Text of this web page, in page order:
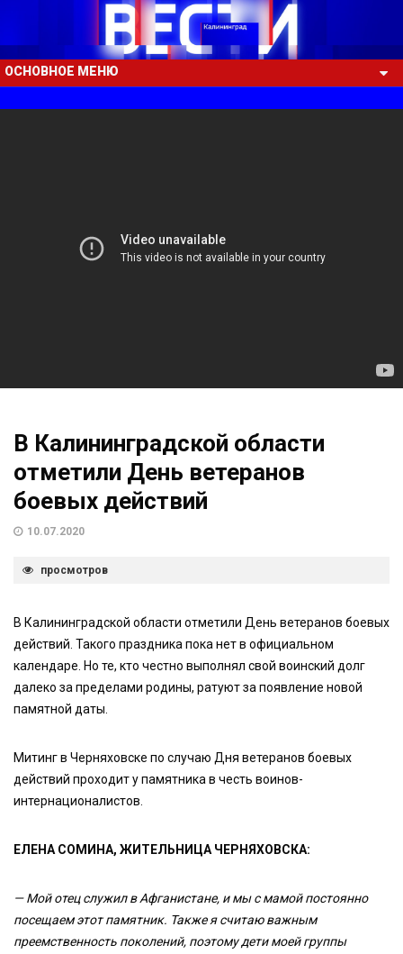
ОСНОВНОЕ МЕНЮ
В Калининградской области
отметили День ветеранов
боевых действий
10.07.2020
просмотров
В Калининградской области отметили День ветеранов боевых
действий. Такого праздника пока нет в официальном
календаре. Но те, кто честно выполнял свой воинский долг
далеко за пределами родины, ратуют за появление новой
памятной даты.
Митинг в Черняховске по случаю Дня ветеранов боевых
действий проходит у памятника в честь воинов-
интернационалистов.
ЕЛЕНА СОМИНА, ЖИТЕЛЬНИЦА ЧЕРНЯХОВСКА:
— Мой отец служил в Афганистане, и мы с мамой постоянно
посещаем этот памятник. Также я считаю важным
преемственность поколений, поэтому дети моей группы